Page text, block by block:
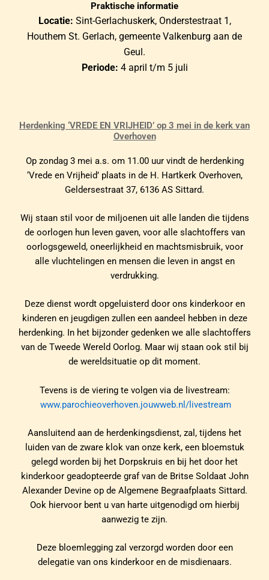
Praktische informatie
Locatie: Sint-Gerlachuskerk, Onderstestraat 1,
Houthem St. Gerlach, gemeente Valkenburg aan de
Geul.
Periode: 4 april t/m 5 juli
Herdenking ‘VREDE EN VRIJHEID’ op 3 mei in de kerk van
Overhoven
Op zondag 3 mei a.s. om 11.00 uur vindt de herdenking
‘Vrede en Vrijheid’ plaats in de H. Hartkerk Overhoven,
Geldersestraat 37, 6136 AS Sittard.
Wij staan stil voor de miljoenen uit alle landen die tijdens
de oorlogen hun leven gaven, voor alle slachtoffers van
oorlogsgeweld, oneerlijkheid en machtsmisbruik, voor
alle vluchtelingen en mensen die leven in angst en
verdrukking.
Deze dienst wordt opgeluisterd door ons kinderkoor en
kinderen en jeugdigen zullen een aandeel hebben in deze
herdenking. In het bijzonder gedenken we alle slachtoffers
van de Tweede Wereld Oorlog. Maar wij staan ook stil bij
de wereldsituatie op dit moment.
Tevens is de viering te volgen via de livestream:
www.parochieoverhoven.jouwweb.nl/livestream
Aansluitend aan de herdenkingsdienst, zal, tijdens het
luiden van de zware klok van onze kerk, een bloemstuk
gelegd worden bij het Dorpskruis en bij het door het
kinderkoor geadopteerde graf van de Britse Soldaat John
Alexander Devine op de Algemene Begraafplaats Sittard.
Ook hiervoor bent u van harte uitgenodigd om hierbij
aanwezig te zijn.
Deze bloemlegging zal verzorgd worden door een
delegatie van ons kinderkoor en de misdienaars.